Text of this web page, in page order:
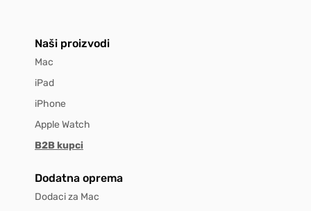
Naši proizvodi
Mac
iPad
iPhone
Apple Watch
B2B kupci
Dodatna oprema
Dodaci za Mac